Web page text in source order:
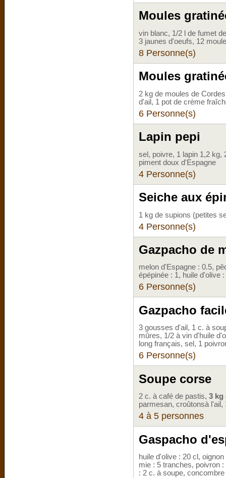
Moules
vin blanc, 1/2 l de fumet
3 jaunes d'oeufs, 12
8 Personne(s)
Moules
2 kg de moules de
d'ail, 1 pot de crème
6 Personne(s)
Lapin pepi
sel, poivre, 1 lapin 1,2 kg,
piment doux d'Espagne
4 Personne(s)
Seiche aux
1 kg de supions (petites
4 Personne(s)
Gazpacho de
melon d'Espagne : 0.5,
épépinée : 1, huile d'olive
6 Personne(s)
Gazpacho
3 gousses d'ail, 1 c. à
mûres, 1/2 à vin d'huile
long français, sel, 1
6 Personne(s)
Soupe corse
2 c. à café de pastis, 3 kg
parmesan, croûtonsà
4 à 5 personnes
Gaspacho
huile d'olive : 20 cl,
mie : 5 tranches, poivron
: 2 c. à soupe,